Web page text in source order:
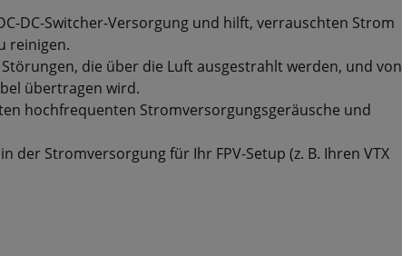
DC-Switcher-Versorgung und hilft, verrauschten Strom
reinigen.
die über die Luft ausgestrahlt werden, und von
übertragen wird.
hochfrequenten Stromversorgungsgeräusche und
der Stromversorgung für Ihr FPV-Setup (z. B. Ihren VTX